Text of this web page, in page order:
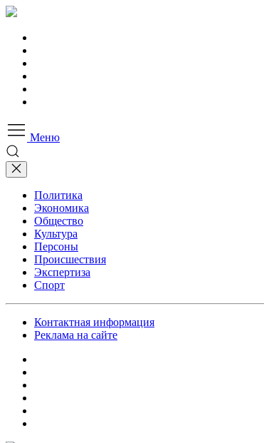
Меню
Политика
Экономика
Общество
Культура
Персоны
Происшествия
Экспертиза
Спорт
Контактная информация
Реклама на сайте